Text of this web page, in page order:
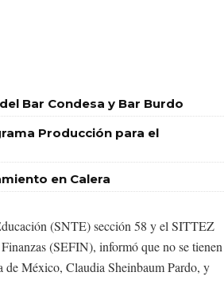
Bar Condesa y Bar Burdo
Producción para el
en Calera
(SNTE) sección 58 y el SITTEZ
(SEFIN), informó que no se tienen
de México, Claudia Sheinbaum Pardo, y